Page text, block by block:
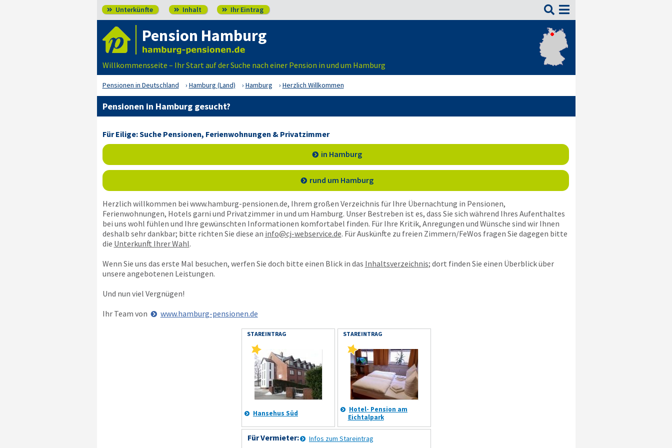
 Unterkünfte  Inhalt  Ihr Eintrag 
Pension Hamburg
Willkommensseite – Ihr Start auf der Suche nach einer Pension in und um Hamburg
Pensionen in Deutschland Hamburg (Land) Hamburg Herzlich Willkommen
Pensionen in Hamburg gesucht?
Für Eilige: Suche Pensionen, Ferienwohnungen & Privatzimmer
in Hamburg
rund um Hamburg
Herzlich willkommen bei www.hamburg-pensionen.de, Ihrem großen Verzeichnis für Ihre Übernachtung in Pensionen,
Ferienwohnungen, Hotels garni und Privatzimmer in und um Hamburg. Unser Bestreben ist es, dass Sie sich während Ihres Aufenthaltes
bei uns wohl fühlen und Ihre gewünschten Informationen komfortabel finden. Für Ihre Kritik, Anregungen und Wünsche sind wir Ihnen
deshalb sehr dankbar; bitte richten Sie diese an info@cj-webservice.de. Für Auskünfte zu freien Zimmern/FeWos fragen Sie dagegen bitte
die Unterkunft Ihrer Wahl.
Wenn Sie uns das erste Mal besuchen, werfen Sie doch bitte einen Blick in das Inhaltsverzeichnis; dort finden Sie einen Überblick über
unsere angebotenen Leistungen.
Und nun viel Vergnügen!
Ihr Team von
www.hamburg-pensionen.de
STAREINTRAG
Hansehus Süd
STAREINTRAG
Hotel- Pension am
Eichtalpark
Für Vermieter: Infos zum Stareintrag